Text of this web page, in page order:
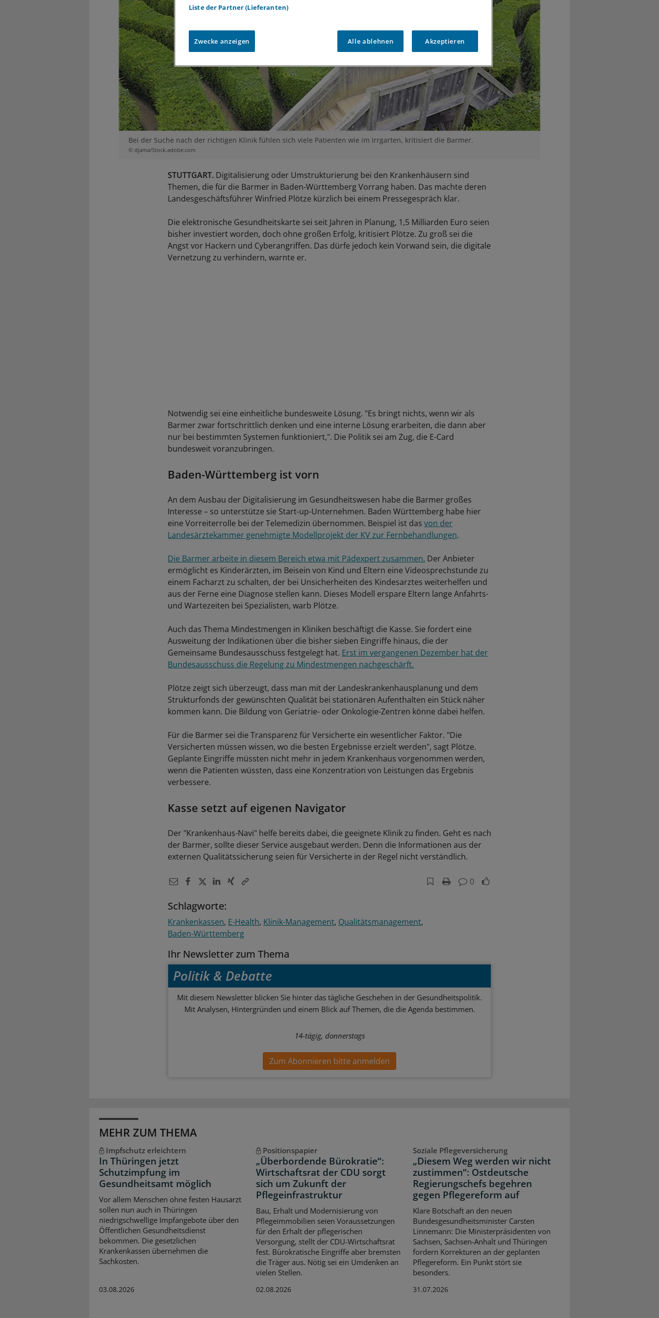
Bei der Suche nach der richtigen Klinik fühlen sich viele Patienten wie im Irrgarten, kritisiert die Barmer.
© djama/Stock.adobe.com
STUTTGART. Digitalisierung oder Umstrukturierung bei den Krankenhäusern sind
Themen, die für die Barmer in Baden-Württemberg Vorrang haben. Das machte deren
Landesgeschäftsführer Winfried Plötze kürzlich bei einem Pressegespräch klar.
Die elektronische Gesundheitskarte sei seit Jahren in Planung, 1,5 Milliarden Euro seien
bisher investiert worden, doch ohne großen Erfolg, kritisiert Plötze. Zu groß sei die
Angst vor Hackern und Cyberangriffen. Das dürfe jedoch kein Vorwand sein, die digitale
Vernetzung zu verhindern, warnte er.
Notwendig sei eine einheitliche bundesweite Lösung. "Es bringt nichts, wenn wir als
Barmer zwar fortschrittlich denken und eine interne Lösung erarbeiten, die dann aber
nur bei bestimmten Systemen funktioniert,". Die Politik sei am Zug, die E-Card
bundesweit voranzubringen.
Baden-Württemberg ist vorn
An dem Ausbau der Digitalisierung im Gesundheitswesen habe die Barmer großes
Interesse – so unterstütze sie Start-up-Unternehmen. Baden Württemberg habe hier
eine Vorreiterrolle bei der Telemedizin übernommen. Beispiel ist das von der
Landesärztekammer genehmigte Modellprojekt der KV zur Fernbehandlungen.
Die Barmer arbeite in diesem Bereich etwa mit Pädexpert zusammen. Der Anbieter
ermöglicht es Kinderärzten, im Beisein von Kind und Eltern eine Videosprechstunde zu
einem Facharzt zu schalten, der bei Unsicherheiten des Kindesarztes weiterhelfen und
aus der Ferne eine Diagnose stellen kann. Dieses Modell erspare Eltern lange Anfahrts-
und Wartezeiten bei Spezialisten, warb Plötze.
Auch das Thema Mindestmengen in Kliniken beschäftigt die Kasse. Sie fordert eine
Ausweitung der Indikationen über die bisher sieben Eingriffe hinaus, die der
Gemeinsame Bundesausschuss festgelegt hat. Erst im vergangenen Dezember hat der
Bundesausschuss die Regelung zu Mindestmengen nachgeschärft.
Plötze zeigt sich überzeugt, dass man mit der Landeskrankenhausplanung und dem
Strukturfonds der gewünschten Qualität bei stationären Aufenthalten ein Stück näher
kommen kann. Die Bildung von Geriatrie- oder Onkologie-Zentren könne dabei helfen.
Für die Barmer sei die Transparenz für Versicherte ein wesentlicher Faktor. "Die
Versicherten müssen wissen, wo die besten Ergebnisse erzielt werden", sagt Plötze.
Geplante Eingriffe müssten nicht mehr in jedem Krankenhaus vorgenommen werden,
wenn die Patienten wüssten, dass eine Konzentration von Leistungen das Ergebnis
verbessere.
Kasse setzt auf eigenen Navigator
Der "Krankenhaus-Navi" helfe bereits dabei, die geeignete Klinik zu finden. Geht es nach
der Barmer, sollte dieser Service ausgebaut werden. Denn die Informationen aus der
externen Qualitätssicherung seien für Versicherte in der Regel nicht verständlich.
0
Schlagworte:
Krankenkassen E-Health Klinik-Management Qualitätsmanagement
Baden-Württemberg
Ihr Newsletter zum Thema
Politik & Debatte
Mit diesem Newsletter blicken Sie hinter das tägliche Geschehen in der Gesundheitspolitik.
Mit Analysen, Hintergründen und einem Blick auf Themen, die die Agenda bestimmen.
14-tägig, donnerstags
Zum Abonnieren bitte anmelden
MEHR ZUM THEMA
Impfschutz erleichtern
In Thüringen jetzt
Schutzimpfung im
Gesundheitsamt möglich
Vor allem Menschen ohne festen Hausarzt
sollen nun auch in Thüringen
niedrigschwellige Impfangebote über den
Öffentlichen Gesundheitsdienst
bekommen. Die gesetzlichen
Krankenkassen übernehmen die
Sachkosten.
03.08.2026
Positionspapier
„Überbordende Bürokratie“:
Wirtschaftsrat der CDU sorgt
sich um Zukunft der
Pflegeinfrastruktur
Bau, Erhalt und Modernisierung von
Pflegeimmobilien seien Voraussetzungen
für den Erhalt der pflegerischen
Versorgung, stellt der CDU-Wirtschaftsrat
fest. Bürokratische Eingriffe aber bremsten
die Träger aus. Nötig sei ein Umdenken an
vielen Stellen.
02.08.2026
Soziale Pflegeversicherung
„Diesem Weg werden wir nicht
zustimmen“: Ostdeutsche
Regierungschefs begehren
gegen Pflegereform auf
Klare Botschaft an den neuen
Bundesgesundheitsminister Carsten
Linnemann: Die Ministerpräsidenten von
Sachsen, Sachsen-Anhalt und Thüringen
fordern Korrekturen an der geplanten
Pflegereform. Ein Punkt stört sie
besonders.
31.07.2026
Liste der Partner (Lieferanten)
Zwecke anzeigen Alle ablehnen Akzeptieren